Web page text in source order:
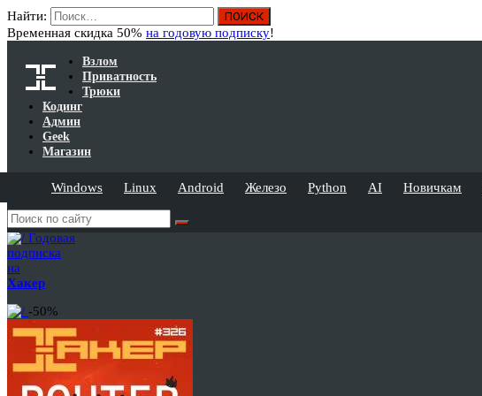
Найти:
Временная скидка 50% на годовую подписку!
Взлом
Приватность
Трюки
Кодинг
Админ
Geek
Магазин
Windows Linux Android Железо Python AI Новичкам
Годовая
подписка
на
Хакер
-50%